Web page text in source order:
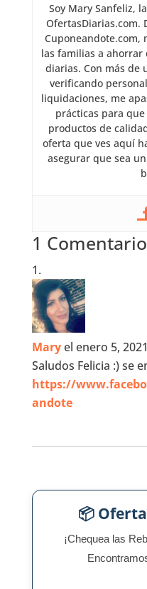
Soy Mary Sanfeliz,
OfertasDiarias.com.
Cuponeandote.com,
las familias a ahorrar
diarias. Con más de
verificando
liquidaciones, me
prácticas para
productos de
oferta que ves aquí
asegurar que sea
1 Comentario
Mary el enero 5,
Saludos Felicia :) se
https://
andote
📦
¡Chequea las